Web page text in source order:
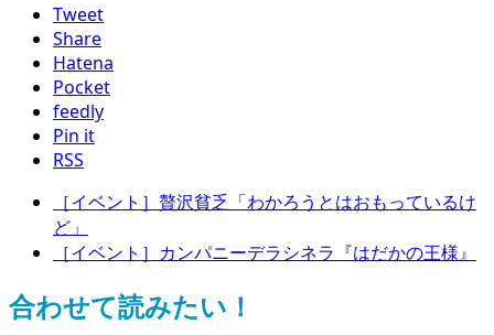
Tweet
Share
Hatena
Pocket
feedly
Pin it
RSS
［イベント］贅沢貧乏「わかろうとはおもっているけ
ど」
［イベント］カンパニーデラシネラ『はだかの王様』
合わせて読みたい！